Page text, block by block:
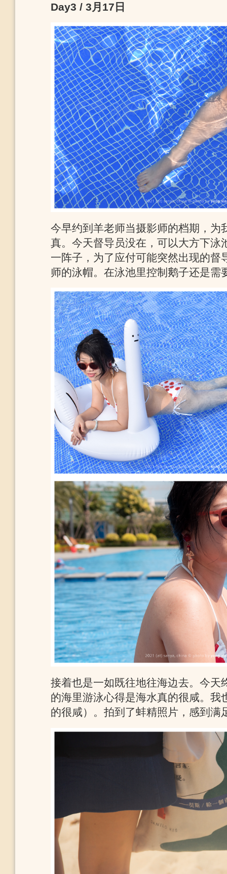
Day3 / 3月17日
今早约到羊老师当摄影师的档期，为
真。今天督导员没在，可以大方下泳
一阵子，为了应付可能突然出现的督
师的泳帽。在泳池里控制鹅子还是需
接着也是一如既往地往海边去。今天
的海里游泳心得是海水真的很咸。我
的很咸）。拍到了蚌精照片，感到满